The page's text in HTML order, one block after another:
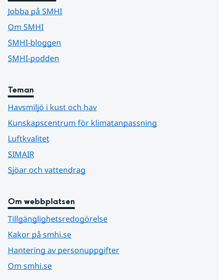
Jobba på SMHI
Om SMHI
SMHI-bloggen
SMHI-podden
Teman
Havsmiljö i kust och hav
Kunskapscentrum för klimatanpassning
Luftkvalitet
SIMAIR
Sjöar och vattendrag
Om webbplatsen
Tillgänglighetsredogörelse
Kakor på smhi.se
Hantering av personuppgifter
Om smhi.se